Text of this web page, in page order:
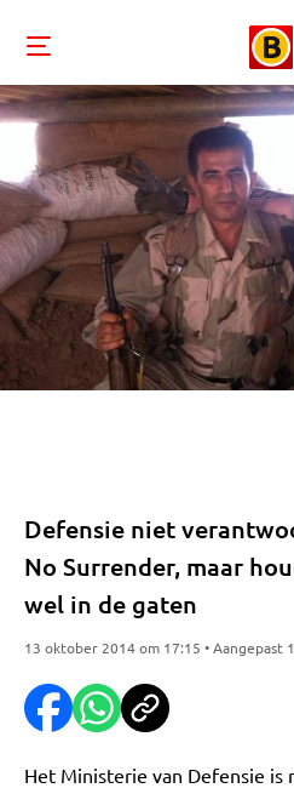
Defensie niet
No Surrender, maar
wel in de gaten
13 oktober 2014 om 17:15 • Aangepast
Het Ministerie van Defensie